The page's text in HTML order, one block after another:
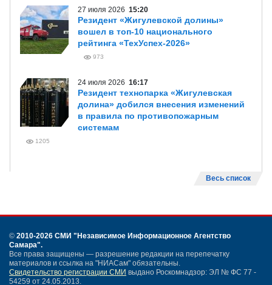
27 июля 2026 15:20
Резидент «Жигулевской долины»
вошел в топ-10 национального
рейтинга «ТехУспех-2026»
973
24 июля 2026 16:17
Резидент технопарка «Жигулевская
долина» добился внесения изменений
в правила по противопожарным
системам
1205
Весь список
© 2010-2026 СМИ "Независимое Информационное Агентство
Самара".
Все права защищены — разрешение редакции на перепечатку
материалов и ссылка на "НИАСам" обязательны.
Свидетельство регистрации СМИ выдано Роскомнадзор: ЭЛ № ФС 77 -
54259 от 24.05.2013.